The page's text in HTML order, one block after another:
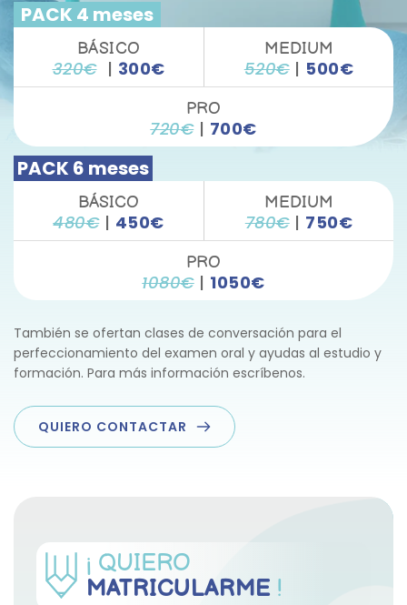
  PACK
4 meses
BÁSICO
320€ | 300€
MEDIUM
520€ | 500€
PRO
720€ | 700€
PACK 6 meses
BÁSICO
480€ | 450€
MEDIUM
780€ | 750€
PRO
1080€ | 1050€
También se ofertan clases de conversación para el
perfeccionamiento del examen oral y ayudas al estudio y
formación. Para más información escríbenos.
QUIERO CONTACTAR
MATRICULARME !